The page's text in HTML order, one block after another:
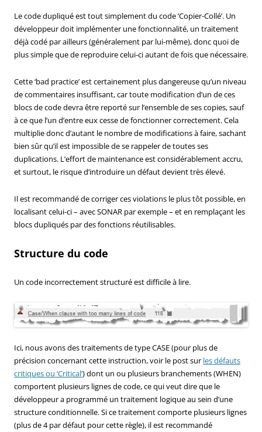
Le code dupliqué est tout simplement du code ‘Copier-Collé’. Un
développeur doit implémenter une fonctionnalité, un traitement
déjà codé par ailleurs (généralement par lui-même), donc quoi de
plus simple que de reproduire celui-ci autant de fois que nécessaire.
Cette ‘bad practice’ est certainement plus dangereuse qu’un niveau
de commentaires insuffisant, car toute modification d’un de ces
blocs de code devra être reporté sur l’ensemble de ses copies, sauf
à ce que l’un d’entre eux cesse de fonctionner correctement. Cela
multiplie donc d’autant le nombre de modifications à faire, sachant
bien sûr qu’il est impossible de se rappeler de toutes ses
duplications. L’effort de maintenance est considérablement accru,
et surtout, le risque d’introduire un défaut devient très élevé.
Il est recommandé de corriger ces violations le plus tôt possible, en
localisant celui-ci – avec SONAR par exemple – et en remplaçant les
blocs dupliqués par des fonctions réutilisables.
Structure du code
Un code incorrectement structuré est difficile à lire.
Ici, nous avons des traitements de type CASE (pour plus de
précision concernant cette instruction, voir le post sur les défauts
critiques ou ‘Critical’) dont un ou plusieurs branchements (WHEN)
comportent plusieurs lignes de code, ce qui veut dire que le
développeur a programmé un traitement logique au sein d’une
structure conditionnelle. Si ce traitement comporte plusieurs lignes
(plus de 4 par défaut pour cette règle), il est recommandé